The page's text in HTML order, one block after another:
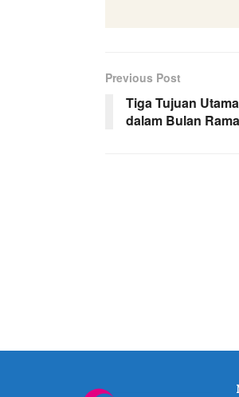
Previous Post
Tiga Tujuan
dalam Bulan